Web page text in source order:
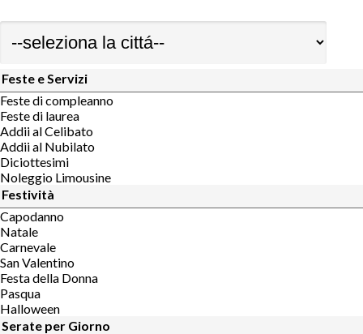
Feste e Servizi
Feste di compleanno
Feste di laurea
Addii al Celibato
Addii al Nubilato
Diciottesimi
Noleggio Limousine
Festività
Capodanno
Natale
Carnevale
San Valentino
Festa della Donna
Pasqua
Halloween
Serate per Giorno